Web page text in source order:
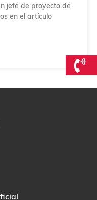
jefe de proyecto de
en el artículo